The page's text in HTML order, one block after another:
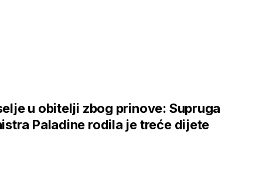
u obitelji zbog prinove: Supruga
Paladine rodila je treće dijete